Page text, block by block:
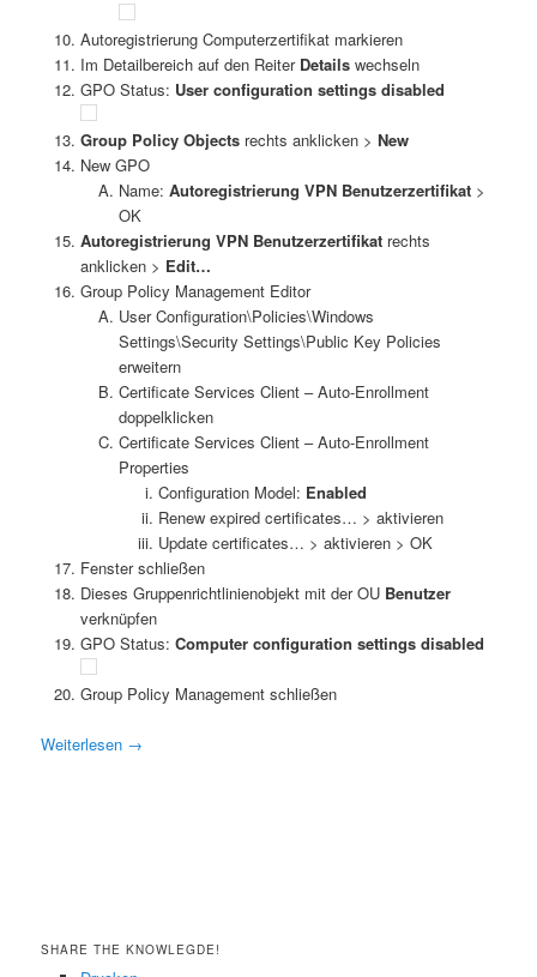
Autoregistrierung Computerzertifikat markieren
Im Detailbereich auf den Reiter Detailswechseln
GPO Status: User configuration settings disabled
Group Policy Objectsrechts anklicken > New
New GPO
Name:Autoregistrierung VPN Benutzerzertifikat >
OK
Autoregistrierung VPN Benutzerzertifikatrechts
anklicken > Edit…
Group Policy Management Editor
User Configuration\Policies\Windows
Settings\Security Settings\Public Key Policies
erweitern
Certificate Services Client – Auto-Enrollment
doppelklicken
Certificate Services Client – Auto-Enrollment
Properties
Configuration Model: Enabled
Renew expired certificates… > aktivieren
Update certificates… > aktivieren > OK
Fenster schließen
Dieses Gruppenrichtlinienobjekt mit der OU Benutzer
verknüpfen
GPO Status: Computer configuration settings disabled
Group Policy Management schließen
Weiterlesen →
SHARE THE KNOWLEGDE!